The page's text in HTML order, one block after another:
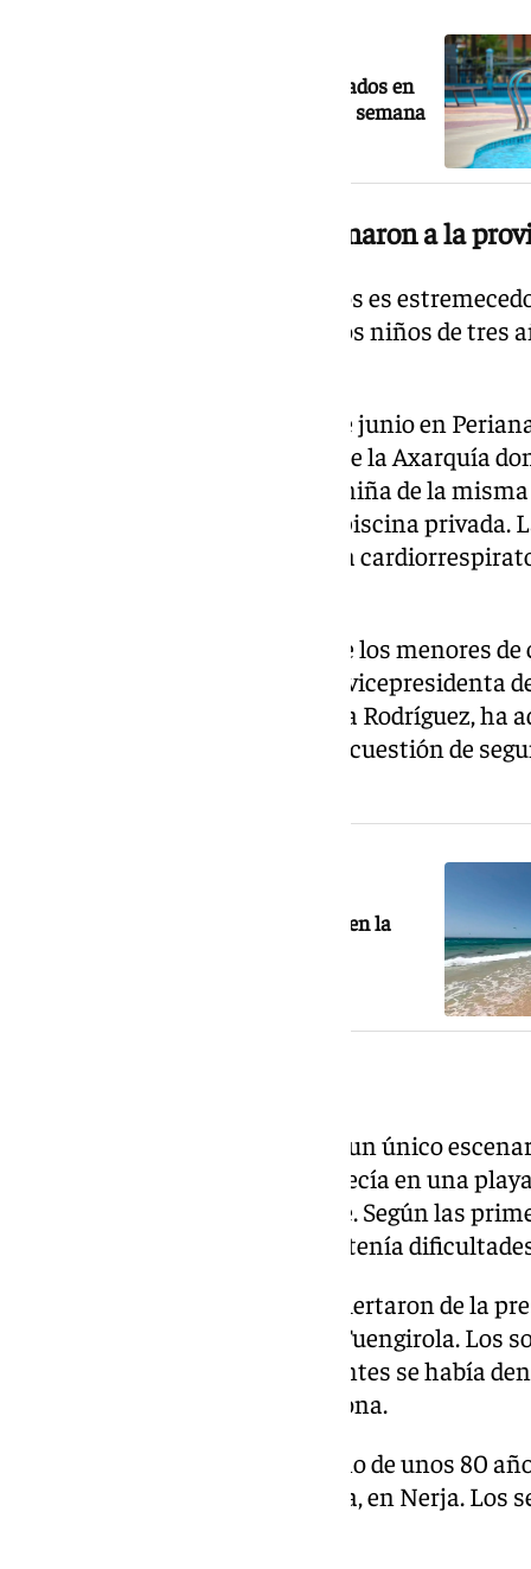
Dos niños de tres años mueren ahogados en
piscinas de Málaga en menos de una semana
Dos menores que conmocionaron a la
Y aunque cualquiera de los casos es
han generado han sido las de dos niños de
El primero perdió la vida el 17 de junio en
un alojamiento turístico rural de la Axarquía
familia. Seis días después, una niña de la
sufrir un ahogamiento en una piscina privada.
Valle del Guadalhorce en parada
Los especialistas recuerdan que los menores
los grupos más vulnerables. La vicepresidenta
Salvamento y Socorrismo, Nuria Rodríguez, ha
que un niño puede ahogarse en cuestión de
Fallece por ahogamiento un hombre en la
Las tragedias no se limitaron a un único
matrimonio de 85 y 72 años fallecía en una
marcada por el viento y el oleaje. Según las
trató de auxiliar al otro cuando tenía
Días después, varios bañistas alertaron de la
en la playa de Los Boliches, en Fuengirola.
sin vida de un hombre. Horas antes se había
joven de 34 años en la misma zona.
Esta misma semana, un anciano de unos 80
orilla en la playa de La Torrecilla, en Nerja. Los